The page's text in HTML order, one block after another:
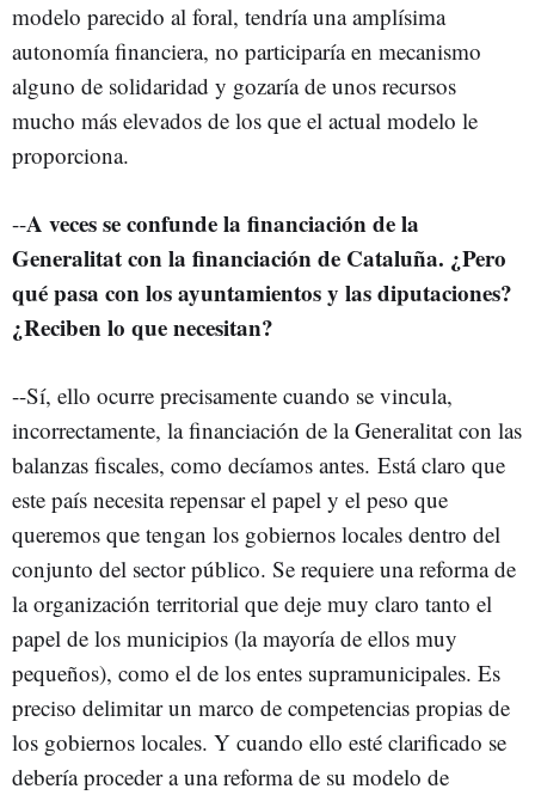
modelo parecido al foral, tendría una amplísima
autonomía financiera, no participaría en mecanismo
alguno de solidaridad y gozaría de unos recursos
mucho más elevados de los que el actual modelo le
proporciona.
--A veces se confunde la financiación de la
Generalitat con la financiación de Cataluña. ¿Pero
qué pasa con los ayuntamientos y las diputaciones?
¿Reciben lo que necesitan?
--Sí, ello ocurre precisamente cuando se vincula,
incorrectamente, la financiación de la Generalitat con las
balanzas fiscales, como decíamos antes. Está claro que
este país necesita repensar el papel y el peso que
queremos que tengan los gobiernos locales dentro del
conjunto del sector público. Se requiere una reforma de
la organización territorial que deje muy claro tanto el
papel de los municipios (la mayoría de ellos muy
pequeños), como el de los entes supramunicipales. Es
preciso delimitar un marco de competencias propias de
los gobiernos locales. Y cuando ello esté clarificado se
debería proceder a una reforma de su modelo de